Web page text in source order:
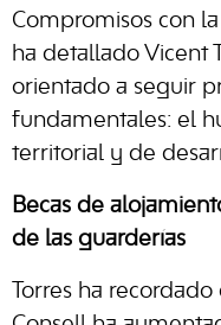
Compromisos con
ha detallado Vicent
orientado a seguir
fundamentales: el
territorial y de
Becas de
de las guarderías
Torres ha